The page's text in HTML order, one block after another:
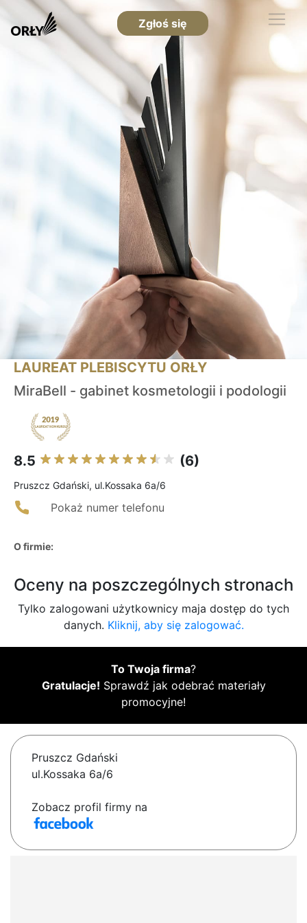
Zgłoś się
LAUREAT PLEBISCYTU ORŁY
MiraBell - gabinet kosmetologii i podologii
8.5 (6)
Pruszcz Gdański, ul.Kossaka 6a/6
Pokaż numer telefonu
O firmie:
Oceny na poszczególnych stronach
Tylko zalogowani użytkownicy maja dostęp do tych
danych. Kliknij, aby się zalogować.
To Twoja firma?
Gratulacje! Sprawdź jak odebrać materiały
promocyjne!
Pruszcz Gdański
ul.Kossaka 6a/6
Zobacz profil firmy na